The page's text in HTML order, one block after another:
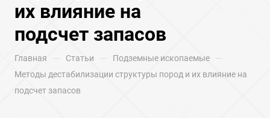
их влияние на
подсчет запасов
Главная — Статьи — Подземные ископаемые —
Методы дестабилизации структуры пород и их влияние на
подсчет запасов